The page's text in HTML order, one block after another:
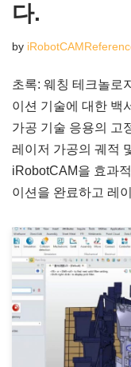
다.
by
초록: 웨칭 테크놀로
이션 기술에 대한 백
가공 기술 응용의 고
레이저 가공의 궤적
iRobotCAM을 효과
이션을 완료하고 레